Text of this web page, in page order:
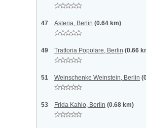
47 Asteria, Berlin (0.64 km)
49 Trattoria Popolare, Berlin (0.66
51 Weinschenke Weinstein, Berlin
53 Frida Kahlo, Berlin (0.68 km)